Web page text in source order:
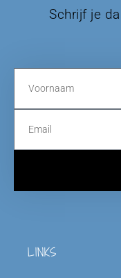
Schrijf je
LINKS